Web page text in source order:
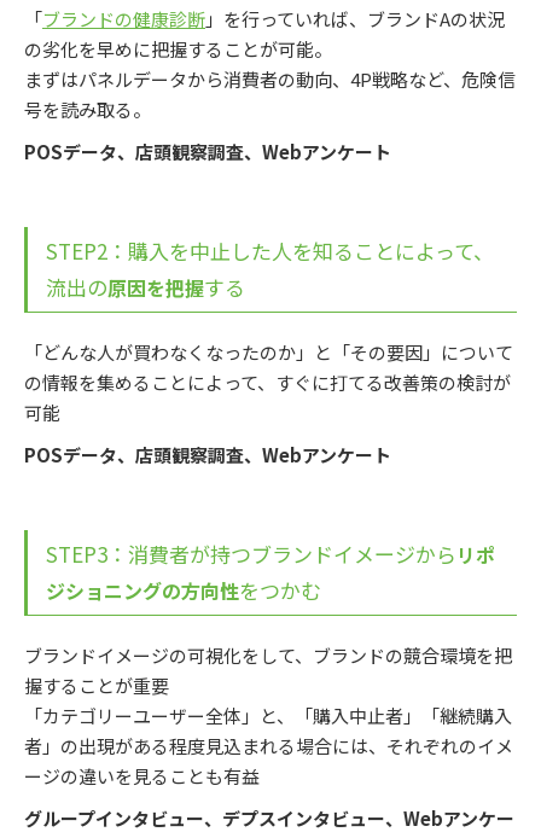
「ブランドの健康診断」を行っていれば、ブランドAの状況
の劣化を早めに把握することが可能。
まずはパネルデータから消費者の動向、4P戦略など、危険信
号を読み取る。
POSデータ、店頭観察調査、Webアンケート
STEP2：購入を中止した人を知ることによって、
流出の原因を把握する
「どんな人が買わなくなったのか」と「その要因」について
の情報を集めることによって、すぐに打てる改善策の検討が
可能
POSデータ、店頭観察調査、Webアンケート
STEP3：消費者が持つブランドイメージから リポ
ジショニングの方向性をつかむ
ブランドイメージの可視化をして、ブランドの競合環境を把
握することが重要
「カテゴリーユーザー全体」と、「購入中止者」「継続購入
者」の出現がある程度見込まれる場合には、それぞれのイメ
ージの違いを見ることも有益
グループインタビュー、デプスインタビュー、Webアンケー